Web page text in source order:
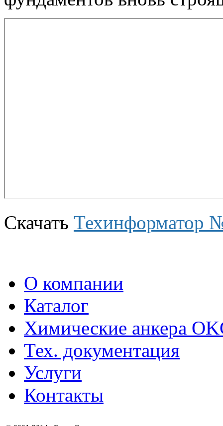
Скачать Техинформатор
О компании
Каталог
Химические анкера
Тех. документация
Услуги
Контакты